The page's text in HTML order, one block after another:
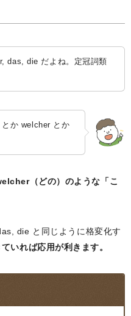
das, die だよね。定冠詞類
か welcher とか
（どの）のような「こ
die と同じように格変化す
いれば応用が利きます。